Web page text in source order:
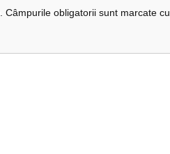
Câmpurile obligatorii sunt marcate cu